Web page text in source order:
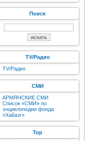
Поиск
TV/Радио
TV/Радио
СМИ
АРМЯНСКИЕ СМИ
Список «СМИ» по
энциклопедии фонда
«Хайазг»
Top